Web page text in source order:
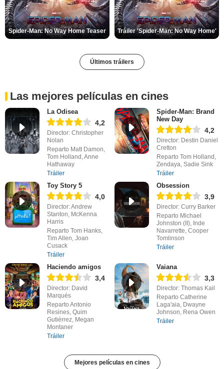
Spider-Man: No Way Home Teaser Tráiler 'Spider-Man: No Way Home'
Últimos tráilers
Las mejores películas en cines
La Odisea
4,2
Director: Christopher
Nolan
Reparto Matt Damon,
Tom Holland, Anne
Hathaway
Tráiler
Spider-Man: Brand
New Day
4,2
Director: Destin Daniel
Cretton
Reparto Tom Holland,
Zendaya, Sadie Sink
Tráiler
Toy Story 5
4,0
Director: Andrew
Stanton, McKenna
Harris
Reparto Tom Hanks,
Tim Allen, Joan
Cusack
Tráiler
Obsession
3,9
Director: Curry Barker
Reparto Michael
Johnston (II), Inde
Navarrette, Cooper
Tomlinson
Tráiler
Haciendo amigos
3,4
Director: David
Marqués
Reparto Antonio
Resines, Quim
Gutiérrez, Megan
Montaner
Tráiler
Vaiana
3,3
Director: Thomas Kail
Reparto Catherine
Laga'aia, Dwayne
Johnson, Rena Owen
Tráiler
Mejores películas en cines